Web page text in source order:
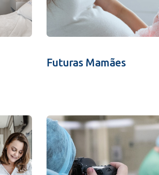
Futuras Mamães